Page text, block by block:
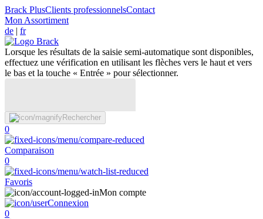
Brack PlusClients professionnelsContact
Mon Assortiment
de | fr
Lorsque les résultats de la saisie semi-automatique sont disponibles,
effectuez une vérification en utilisant les flèches vers le haut et vers
le bas et la touche « Entrée » pour sélectionner.
Rechercher
0
Comparaison
0
Favoris
Mon compte
Connexion
0